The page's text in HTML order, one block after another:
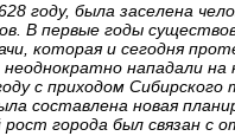
году, была заселена
В первые годы
которая и сегодня
нападали
с приходом
составлена новая
города был связан